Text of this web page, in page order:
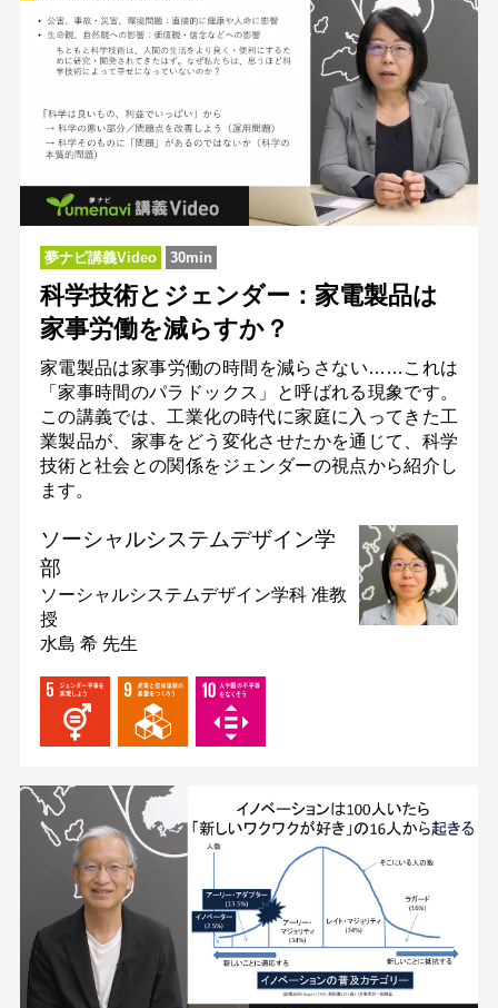
夢ナビ講義Video 30min
科学技術とジェンダー：家電製品は
家事労働を減らすか？
家電製品は家事労働の時間を減らさない……これは
「家事時間のパラドックス」と呼ばれる現象です。
この講義では、工業化の時代に家庭に入ってきた工
業製品が、家事をどう変化させたかを通じて、科学
技術と社会との関係をジェンダーの視点から紹介し
ます。
ソーシャルシステムデザイン学
部
ソーシャルシステムデザイン学科 准教
授
水島 希 先生